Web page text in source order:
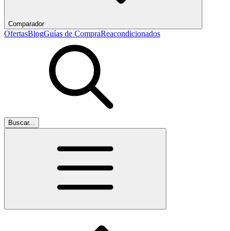
Comparador
OfertasBlogGuías de CompraReacondicionados
Buscar...